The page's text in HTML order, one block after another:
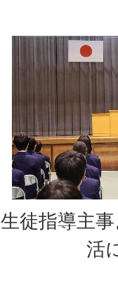
生徒指導主
活